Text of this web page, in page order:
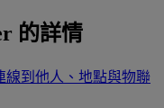
的詳情
線到他人、地點與物聯